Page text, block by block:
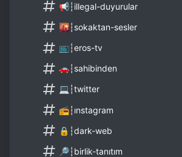
📢┆illegal-duyurular
🌇┆sokaktan-sesler
📺┆eros-tv
🚗┆sahibinden
💻┆twitter
📻┆ınstagram
🔒┆dark-web
🔎┆birlik-tanıtım